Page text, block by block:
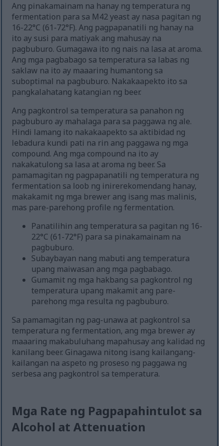
Ang pinakamainam na hanay ng temperatura ng
fermentation para sa M42 yeast ay nasa pagitan ng
16-22°C (61-72°F). Ang pagpapanatili ng hanay na
ito ay susi para matiyak ang mahusay na
pagbuburo. Gumagawa ito ng nais na lasa at aroma.
Ang mga pagbabago sa temperatura sa labas ng
saklaw na ito ay maaaring humantong sa
suboptimal na pagbuburo. Nakakaapekto ito sa
pangkalahatang katangian ng beer.
Ang pagkontrol sa temperatura sa panahon ng
pagbuburo ay mahalaga para sa paggawa ng ale.
Hindi lamang ito nakakaapekto sa aktibidad ng
lebadura kundi pati na rin ang paggawa ng mga
compound. Ang mga compound na ito ay
nakakatulong sa lasa at aroma ng beer. Sa
pamamagitan ng pagpapanatili ng temperatura ng
fermentation sa loob ng inirerekomendang hanay,
makakamit ng mga brewer ang isang mas malinis,
mas pare-parehong profile ng fermentation.
Panatilihin ang temperatura sa pagitan ng 16-
22°C (61-72°F) para sa pinakamainam na
pagbuburo.
Subaybayan nang mabuti ang temperatura
upang maiwasan ang mga pagbabago.
Gumamit ng mga hakbang sa pagkontrol ng
temperatura upang makamit ang pare-
parehong mga resulta ng pagbuburo.
Sa pamamagitan ng pag-unawa at pagkontrol sa
temperatura ng fermentation, ang mga brewer ay
maaaring makabuluhang mapahusay ang kalidad ng
kanilang beer. Ginagawa nitong isang kailangang-
kailangan na aspeto ng proseso ng paggawa ng
serbesa ang pagkontrol sa temperatura.
Mga Rate ng Pagpapahintulot sa
Alcohol at Attenuation